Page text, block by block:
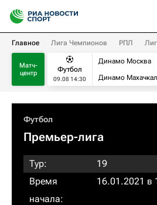
Главное Лига Чемпионов РПЛ
Матч-
центр
Футбол
09.08 14:30
Динамо Москва
Динамо
Футбол
Премьер-лига
Тур:
19
Время
начала:
16.01.2021 в